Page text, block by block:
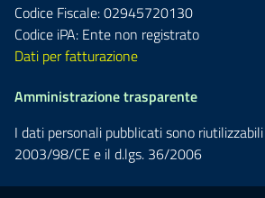
Codice Fiscale: 02945720130
Codice iPA: Ente non registrato
Dati per fatturazione
Amministrazione trasparente
I dati personali pubblicati sono
2003/98/CE e il d.lgs. 36/2006